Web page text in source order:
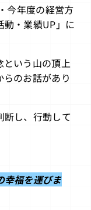
今年度の経営方
動・業績UP」に
いう山の頂上
のお話があり
し、行動して
幸福を運びま